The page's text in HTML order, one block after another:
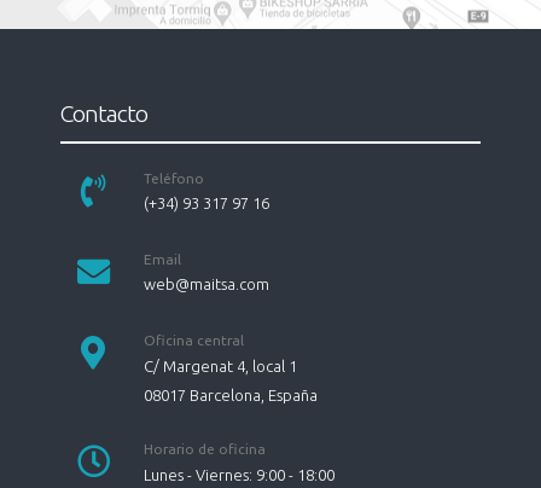
Contacto
Teléfono
(+34) 93 317 97 16
Email
web@maitsa.com
Oficina central
C/ Margenat 4, local 1
08017 Barcelona España
Horario de oficina
Lunes - Viernes: 9:00 - 18:00